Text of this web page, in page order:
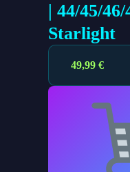
| 44/45/
Starlight
49,99 €